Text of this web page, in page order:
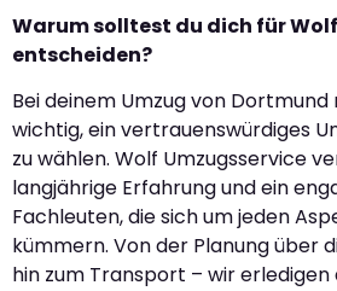
Warum solltest du dich für
entscheiden?
Bei deinem Umzug von Dortmund
wichtig, ein vertrauenswürdiges
zu wählen. Wolf Umzugsservice
langjährige Erfahrung und ein
Fachleuten, die sich um jeden
kümmern. Von der Planung über
hin zum Transport – wir erledigen